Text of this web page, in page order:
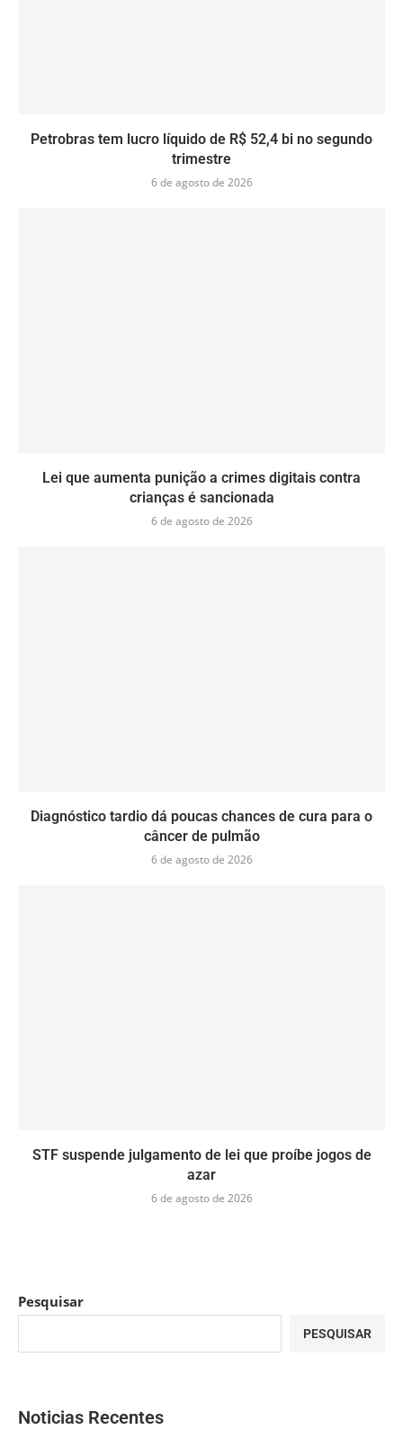
Petrobras tem lucro líquido de R$ 52,4 bi no segundo
trimestre
6 de agosto de 2026
Lei que aumenta punição a crimes digitais contra
crianças é sancionada
6 de agosto de 2026
Diagnóstico tardio dá poucas chances de cura para o
câncer de pulmão
6 de agosto de 2026
STF suspende julgamento de lei que proíbe jogos de
azar
6 de agosto de 2026
Pesquisar
PESQUISAR
Noticias Recentes